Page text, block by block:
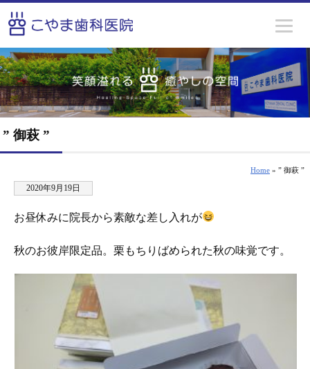
” 御萩 ”
Home » ” 御萩 ”
2020年9月19日
お昼休みに院長から素敵な差し入れが
秋のお彼岸限定品。栗もちりばめられた秋の味覚です。